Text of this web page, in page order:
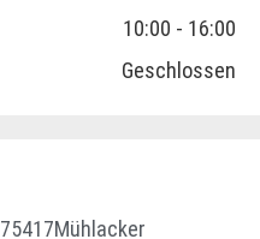
10:00 - 16:00
Geschlossen
75417Mühlacker